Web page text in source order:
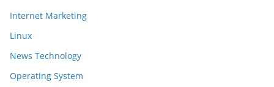
Internet Marketing
Linux
News Technology
Operating System